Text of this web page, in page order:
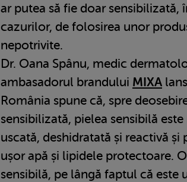
ar putea să fie doar sensibilizată,
cazurilor, de folosirea unor
nepotrivite.
Dr. Oana Spânu, medic
ambasadorul brandului MIXA
România spune că, spre
sensibilizată, pielea sensibilă
uscată, deshidratată și reactivă și
ușor apă și lipidele protectoare.
sensibilă, pe lângă faptul că este